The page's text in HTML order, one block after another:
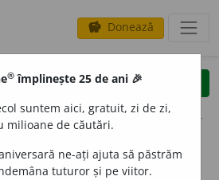
savings Donează
clear
opțiuni
® împlinește 25 de ani 🎉
suntem aici, gratuit, zi de zi,
milioane de căutări.
ne-ați ajuta să păstrăm
tuturor și pe viitor.